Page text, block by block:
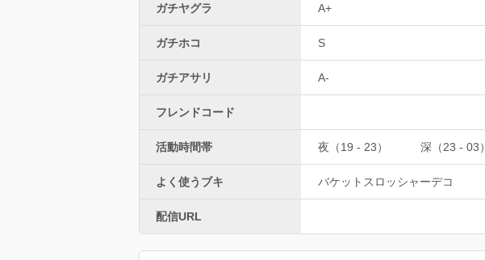
ガチヤグラ A+
ガチホコ S
ガチアサリ A-
フレンドコード
活動時間帯 夜（19 - 23） 深（23 - 03）
よく使うブキ バケットスロッシャーデコ
配信URL